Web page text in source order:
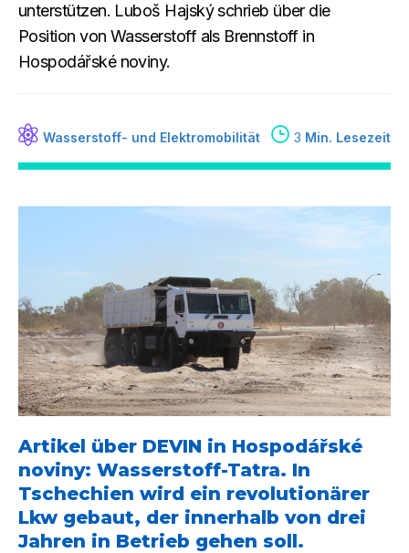
unterstützen. Luboš Hajský schrieb über die
Position von Wasserstoff als Brennstoff in
Hospodářské noviny.
Wasserstoff- und Elektromobilität 3 Min. Lesezeit
Artikel über DEVIN in Hospodářské
noviny: Wasserstoff-Tatra. In
Tschechien wird ein revolutionärer
Lkw gebaut, der innerhalb von drei
Jahren in Betrieb gehen soll.